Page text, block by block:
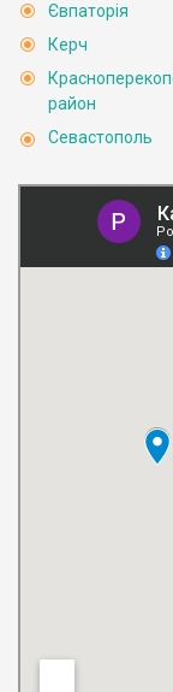
Євпаторія
Керч
район
Севастополь